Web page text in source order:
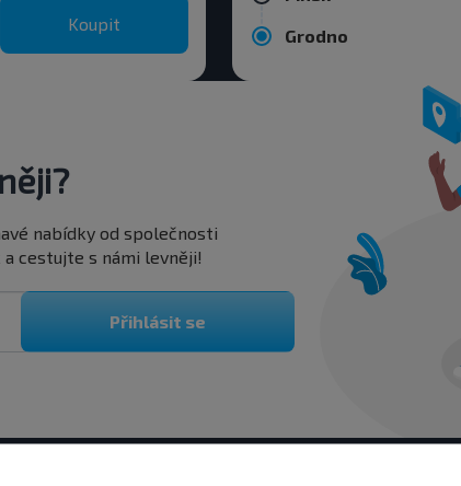
Koupit
Grodno
nabídky od společnosti
a cestujte s námi levněji!
Přihlásit se